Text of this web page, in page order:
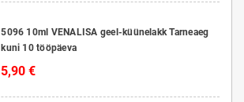
5096 10ml VENALISA geel-küünelakk Tarneaeg
kuni 10 tööpäeva
5,90 €